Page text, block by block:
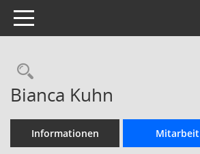
Toggle navigation
Rechercheauswahl
Bianca Kuhn
Informationen Mitarbeit